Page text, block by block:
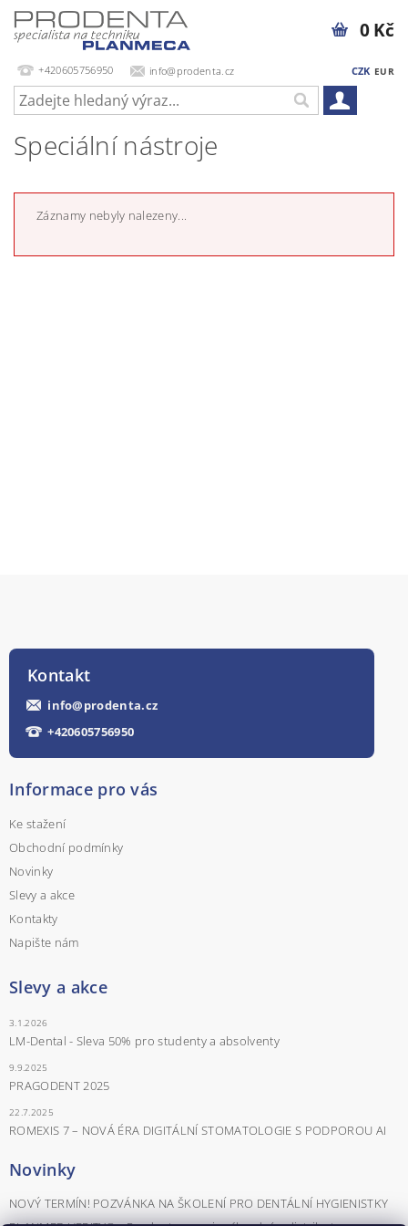
+420605756950 info@prodenta.cz CZK EUR
0 Kč
Speciální nástroje
Záznamy nebyly nalezeny...
Kontakt
info@prodenta.cz
+420605756950
Informace pro vás
Ke stažení
Obchodní podmínky
Novinky
Slevy a akce
Kontakty
Napište nám
Slevy a akce
3.1.2026
LM-Dental - Sleva 50% pro studenty a absolventy
9.9.2025
PRAGODENT 2025
22.7.2025
ROMEXIS 7 – NOVÁ ÉRA DIGITÁLNÍ STOMATOLOGIE S PODPOROU AI
Novinky
NOVÝ TERMÍN! POZVÁNKA NA ŠKOLENÍ PRO DENTÁLNÍ HYGIENISTKY